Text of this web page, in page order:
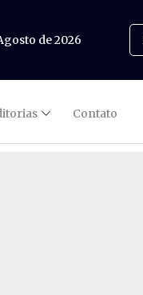
de 2026
Contato